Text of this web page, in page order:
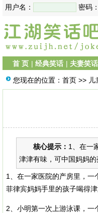
用户名： 密码：
首 页 | 经典笑话 | 夫妻笑话
您现在的位置： 首页 >> 儿
核心提示： 1、在一
津津有味，可中国妈妈
1、在一家医院的产房里，
菲律宾妈妈手里的孩子喝得
2、小明第一次上游泳课，一